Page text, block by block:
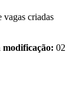
criadas
02